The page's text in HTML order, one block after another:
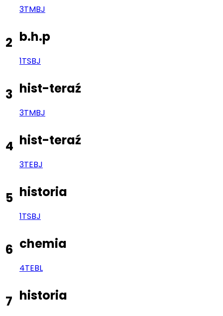
3TMBJ
2 b.h.p
1TSBJ
3 hist-teraź
3TMBJ
4 hist-teraź
3TEBJ
5 historia
1TSBJ
6 chemia
4TEBL
7 historia